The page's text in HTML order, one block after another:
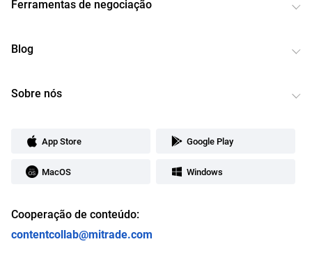
Ferramentas de negociação
Blog
Sobre nós
App Store Google Play
MacOS Windows
Cooperação de conteúdo:
contentcollab@mitrade.com